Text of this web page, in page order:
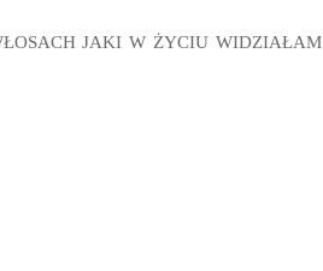
JAKI W ŻYCIU WIDZIAŁAM